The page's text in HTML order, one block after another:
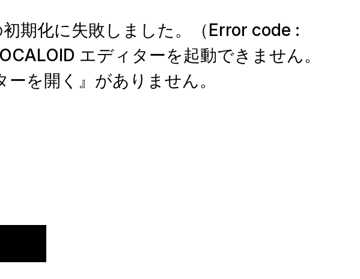
期化に失敗しました。（Error code :
エディターを起動できません。
を開く』がありません。